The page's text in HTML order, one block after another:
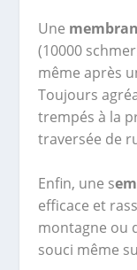
Une
(10000
même après
Toujours
trempés à la
traversée de
Enfin, une s
efficace et
montagne ou
souci même